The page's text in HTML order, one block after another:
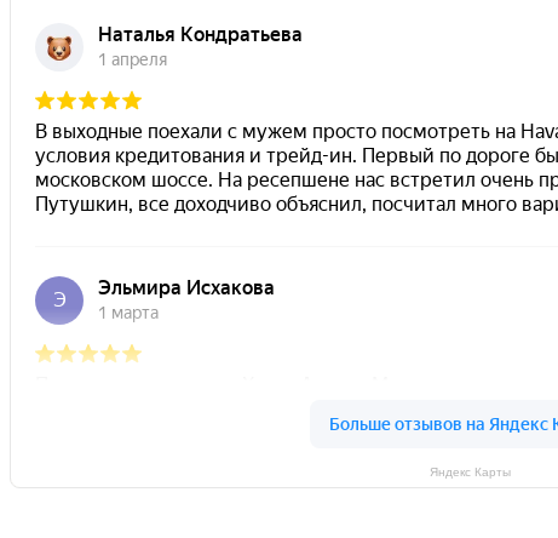
Яндекс Карты